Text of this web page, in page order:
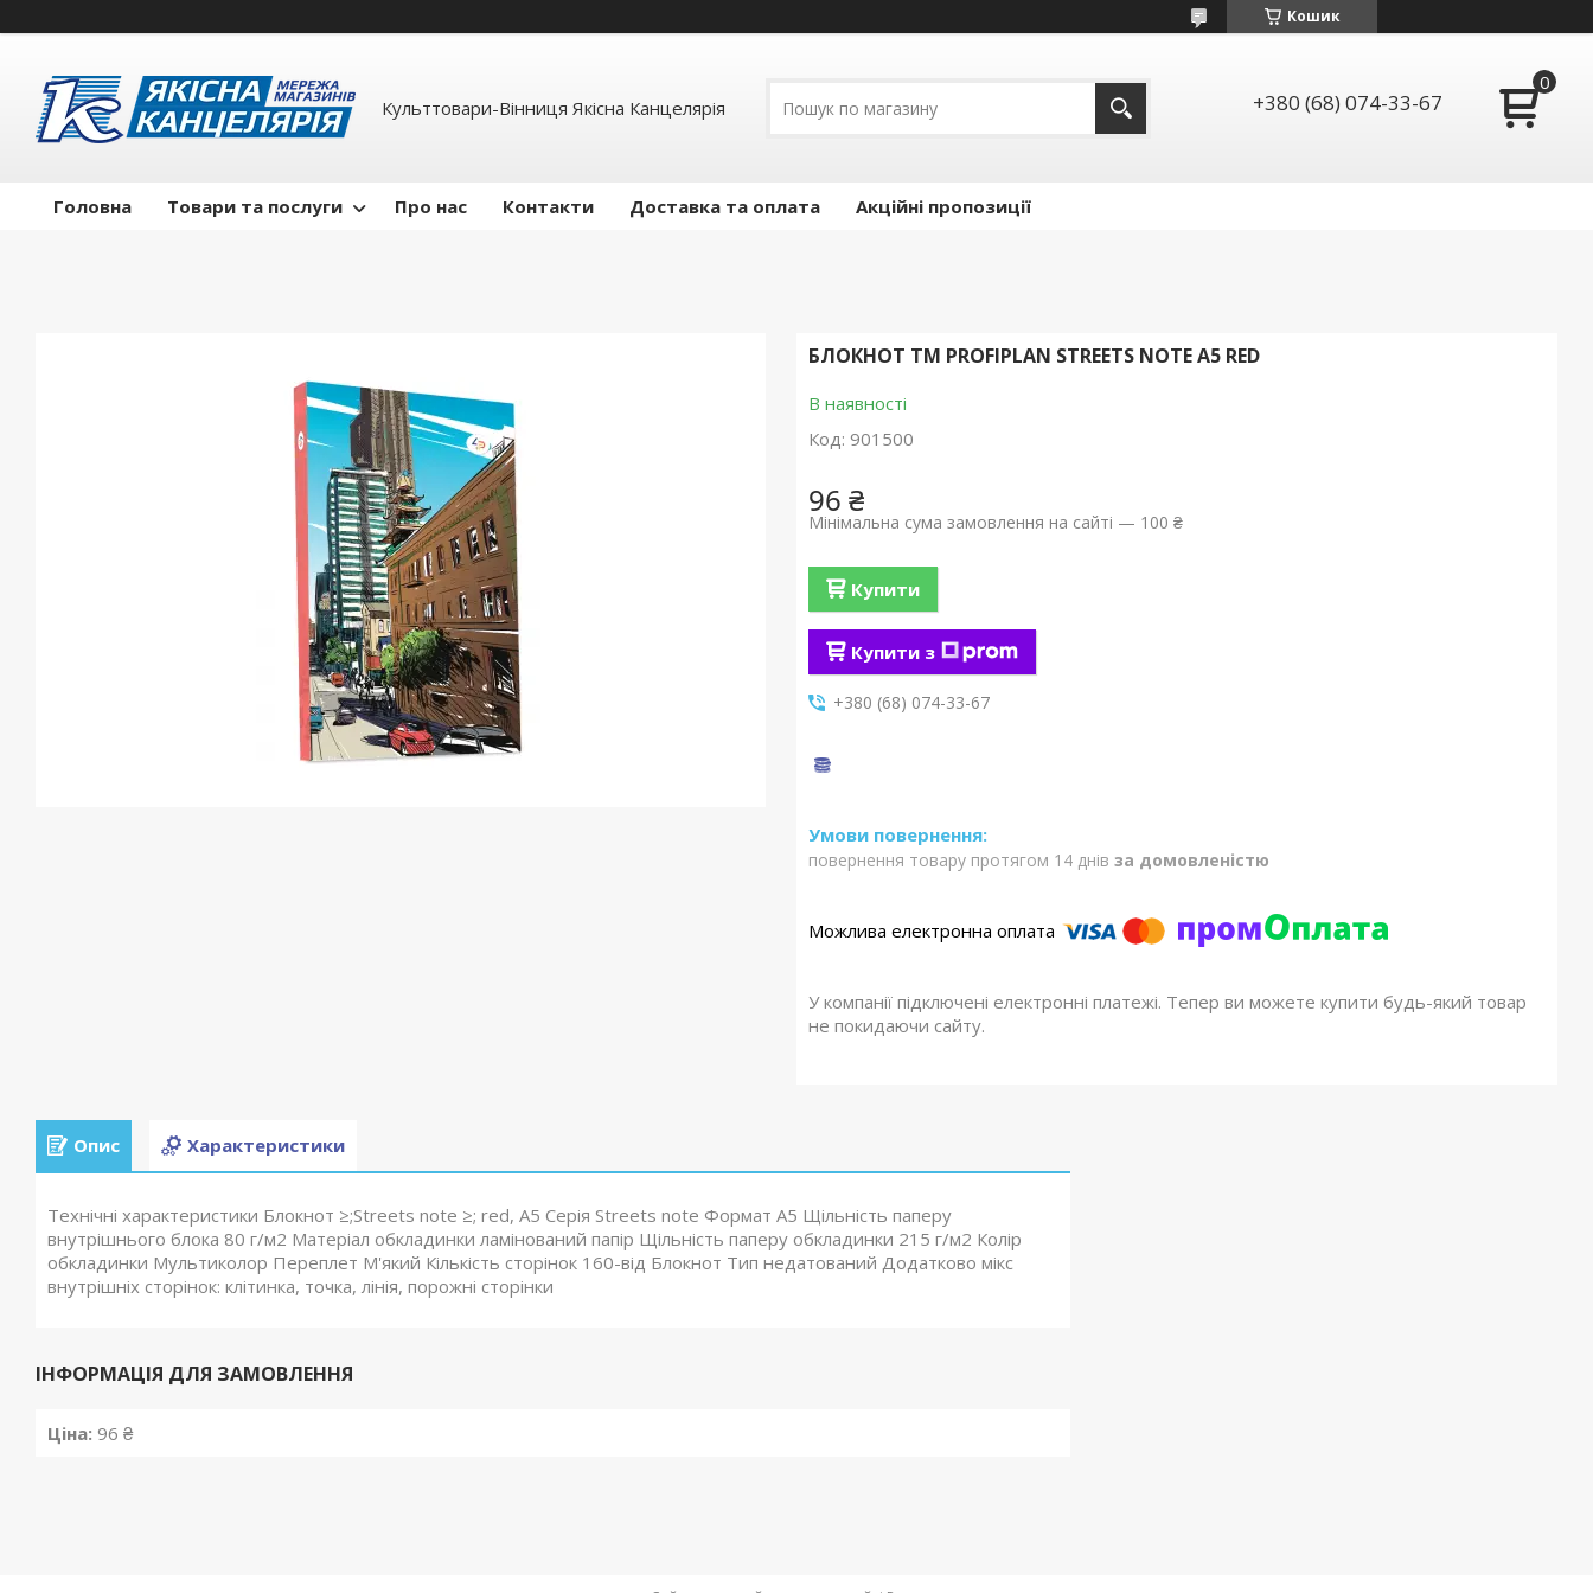
Кошик
Культтовари-Вінниця Якісна Канцелярія +380 (68) 074-33-67
Головна Товари та послуги Про нас Контакти Доставка та оплата Акційні пропозиції
БЛОКНОТ ТМ PROFIPLAN STREETS NOTE A5 RED
В наявності
Код: 901500
96 ₴
Мінімальна сума замовлення на сайті — 100 ₴
Купити
Купити з
+380 (68) 074-33-67
повернення товару протягом 14 днів за домовленістю
У компанії підключені електронні платежі. Тепер ви можете купити будь-який товар
не покидаючи сайту.
Опис Характеристики
Технічні характеристики Блокнот ≥;Streets note ≥; red, A5 Серія Streets note Формат А5 Щільність паперу
внутрішнього блока 80 г/м2 Матеріал обкладинки ламінований папір Щільність паперу обкладинки 215 г/м2 Колір
обкладинки Мультиколор Переплет М'який Кількість сторінок 160-від Блокнот Тип недатований Додатково мікс
внутрішніх сторінок: клітинка, точка, лінія, порожні сторінки
ІНФОРМАЦІЯ ДЛЯ ЗАМОВЛЕННЯ
Ціна: 96 ₴